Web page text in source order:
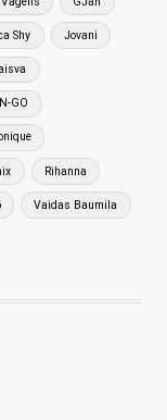
Shy Jovani
GO
Rihanna
Vaidas Baumila